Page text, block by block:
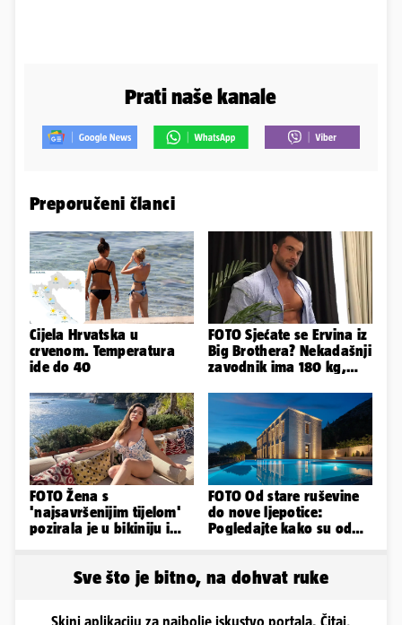
Prati naše kanale
Preporučeni članci
Cijela Hrvatska u
crvenom. Temperatura
ide do 40
FOTO Sjećate se Ervina iz
Big Brothera? Nekadašnji
zavodnik ima 180 kg,
FOTO Žena s
'najsavršenijim tijelom'
pozirala je u bikiniju i
FOTO Od stare ruševine
do nove ljepotice:
Pogledajte kako su od
Sve što je bitno, na dohvat ruke
Skini aplikaciju za najbolje iskustvo portala. Čitaj,